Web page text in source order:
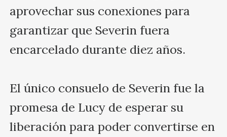
aprovechar sus conexiones para
garantizar que Severin fuera
encarcelado durante diez años.
El único consuelo de Severin fue la
promesa de Lucy de esperar su
liberación para poder convertirse en